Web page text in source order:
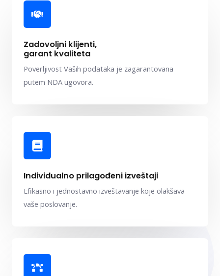
Zadovoljni klijenti,
garant kvaliteta
Poverljivost Vaših podataka je zagarantovana
putem NDA ugovora.
Individualno prilagođeni izveštaji
Efikasno i jednostavno izveštavanje koje olakšava
vaše poslovanje.